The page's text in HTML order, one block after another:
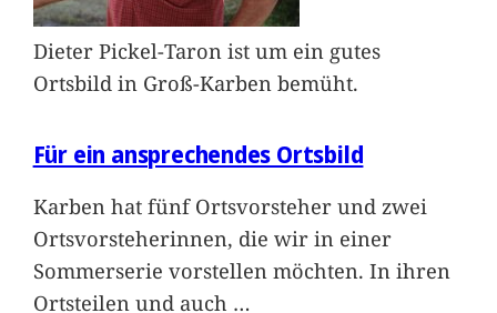
Dieter Pickel-Taron ist um ein gutes
Ortsbild in Groß-Karben bemüht.
Für ein ansprechendes Ortsbild
Karben hat fünf Ortsvorsteher und zwei
Ortsvorsteherinnen, die wir in einer
Sommerserie vorstellen möchten. In ihren
Ortsteilen und auch …